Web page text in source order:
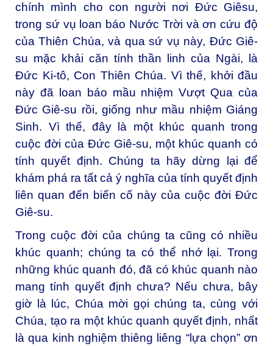
chính mình cho con người nơi Đức Giêsu,
trong sứ vụ loan báo Nước Trời và ơn cứu độ
của Thiên Chúa, và qua sứ vụ này, Đức Giê-
su mặc khải căn tính thần linh của Ngài, là
Đức Ki-tô, Con Thiên Chúa. Vì thế, khởi đầu
này đã loan báo mầu nhiệm Vượt Qua của
Đức Giê-su rồi, giống như mầu nhiệm Giáng
Sinh. Vì thế, đây là một khúc quanh trong
cuộc đời của Đức Giê-su, một khúc quanh có
tính quyết định. Chúng ta hãy dừng lại để
khám phá ra tất cả ý nghĩa của tính quyết định
liên quan đến biến cố này của cuộc đời Đức
Giê-su.
Trong cuộc đời của chúng ta cũng có nhiều
khúc quanh; chúng ta có thể nhớ lại. Trong
những khúc quanh đó, đã có khúc quanh nào
mang tính quyết định chưa? Nếu chưa, bây
giờ là lúc, Chúa mời gọi chúng ta, cùng với
Chúa, tạo ra một khúc quanh quyết định, nhất
là qua kinh nghiệm thiêng liêng “lựa chọn” ơn